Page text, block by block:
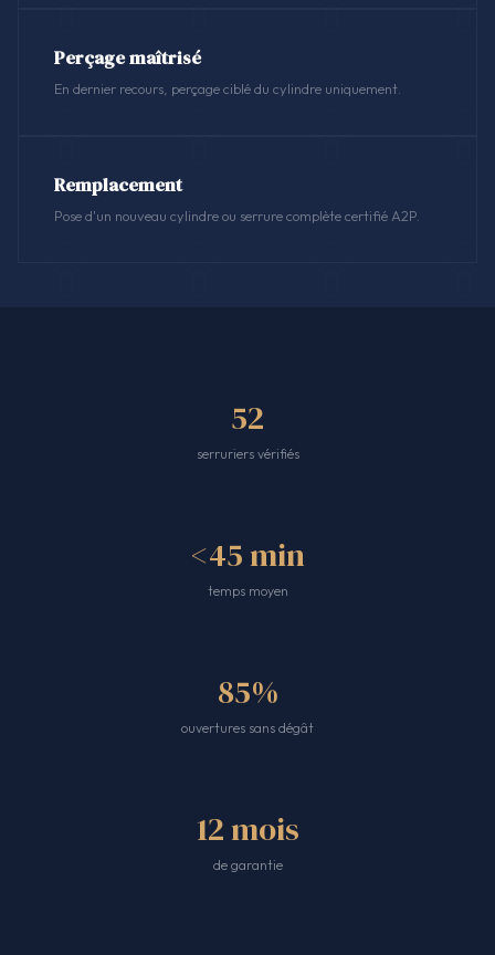
Perçage maîtrisé
En dernier recours, perçage ciblé du cylindre uniquement.
Remplacement
Pose d'un nouveau cylindre ou serrure complète certifié A2P.
52
serruriers vérifiés
<45 min
temps moyen
85%
ouvertures sans dégât
12 mois
de garantie